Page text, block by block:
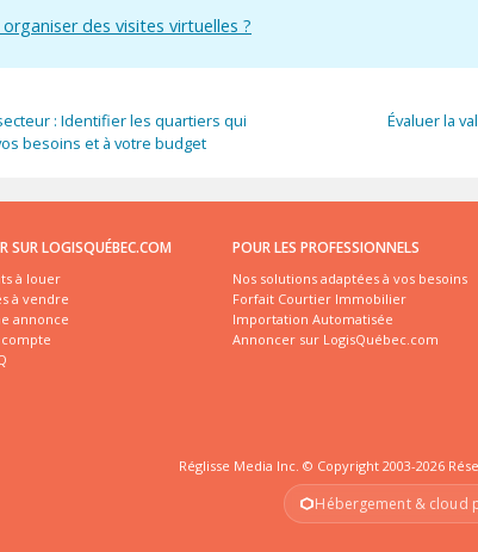
des visites virtuelles ?
: Identifier les quartiers qui
besoins et à votre budget
Évaluer la
SUR LOGISQUÉBEC.COM
à louer
à vendre
annonce
POUR LES PROFESSIONNELS
Nos solutions adaptées à vos besoins
Forfait Courtier Immobilier
Importation Automatisée
Annoncer sur LogisQuébec.com
Réglisse Media Inc. © Copyright 2003-2026
Hébergement & cloud